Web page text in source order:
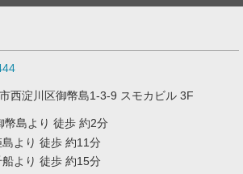
西淀川区御幣島1-3-9 スモカビル 3F
幣島より 徒歩 約2分
島より 徒歩 約11分
船より 徒歩 約15分